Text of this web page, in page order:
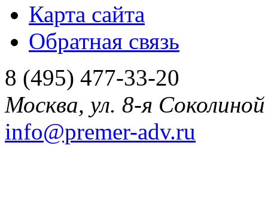
Карта сайта
Обратная связь
8 (495) 477-33-20
Москва, ул. 8-я
info@premer-adv.ru